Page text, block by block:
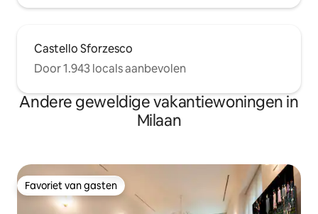
Castello Sforzesco
Door 1.943 locals aanbevolen
Andere geweldige vakantiewoningen in
Milaan
Favoriet van gasten
Favoriet van gasten